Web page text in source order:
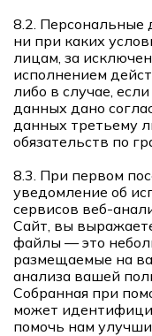
8.2. Персональные
ни при каких
лицам, за
исполнением
либо в случае,
данных дано
данных третьему
обязательств по
8.3. При первом
уведомление об
сервисов веб-
Сайт, вы
файлы — это
размещаемые на
анализа вашей
Собранная при
может
помочь нам